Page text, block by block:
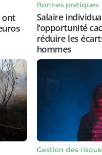
ont
Bonnes pratiques
Salaire
l’opportunité
réduire les
hommes
Gestion des